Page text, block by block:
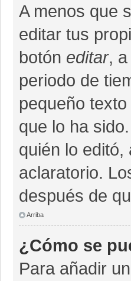
A menos que
editar tus
botón editar,
periodo de
pequeño
que lo ha
quién lo
aclaratorio.
después de
Arriba
¿Cómo se
Para añadir